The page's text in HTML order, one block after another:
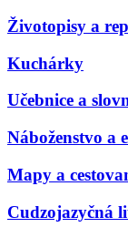
Životopisy a
Kuchárky
Učebnice a
Náboženstvo a
Mapy a
Cudzojazyčná